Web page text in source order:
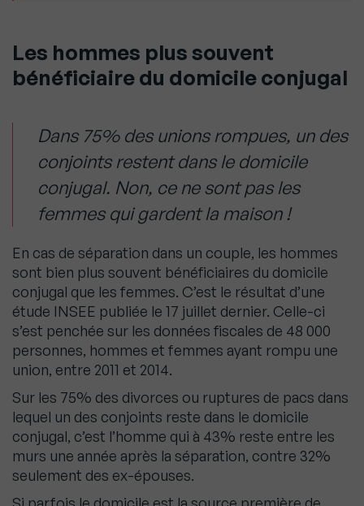
Les hommes plus souvent
bénéficiaire du domicile conjugal
Dans 75% des unions rompues, un des
conjoints restent dans le domicile
conjugal. Non, ce ne sont pas les
femmes qui gardent la maison !
En cas de séparation dans un couple, les hommes
sont bien plus souvent bénéficiaires du domicile
conjugal que les femmes. C’est le résultat d’une
étude INSEE publiée le 17 juillet dernier. Celle-ci
s’est penchée sur les données fiscales de 48 000
personnes, hommes et femmes ayant rompu une
union, entre 2011 et 2014.
Sur les 75% des divorces ou ruptures de pacs dans
lequel un des conjoints reste dans le domicile
conjugal, c’est l’homme qui à 43% reste entre les
murs une année après la séparation, contre 32%
seulement des ex-épouses.